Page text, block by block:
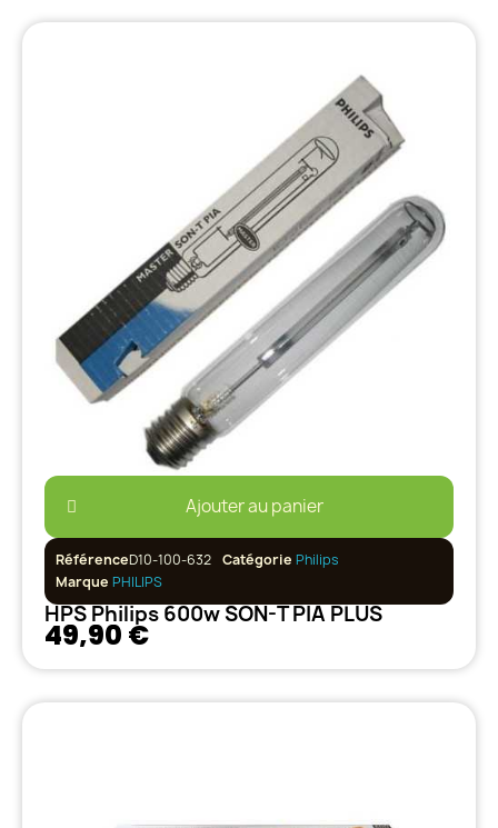
Ajouter au panier
RéférenceD10-100-632 Catégorie Philips
Marque PHILIPS
HPS Philips 600w SON-T PIA PLUS
49,90 €